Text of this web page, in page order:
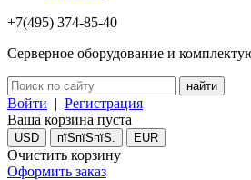
+7(495) 374-85-40
Серверное оборудование и
Войти | Регистрация
Ваша корзина пуста
USD пїЅпїЅпїЅ. EUR
Очистить корзину
Оформить заказ